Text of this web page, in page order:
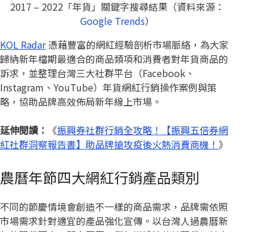
2017 – 2022「年貨」關鍵字搜尋結果（資料來源：
Google Trends）
KOL Radar憑藉豐富的網紅經驗剖析市場脈絡，為大家
歸納新年檔期最適合的商品類項和消費者對年貨商品的
訴求，並整理台灣三大社群平台（Facebook、
Instagram、YouTube）年貨網紅行銷操作案例與策
略，協助品牌高效佈局新年線上市場。
延伸閱讀： 《振興券社群行銷全攻略！【振興五倍券網
紅社群洞察報告書】助品牌搶攻疫後火熱消費商機！ 》
農曆年節四大網紅行銷產品類別
不同的節慶情境會創造不一樣的商品需求，品牌需依照
市場需求針對適宜的產品強化宣傳。以台灣人過農曆新